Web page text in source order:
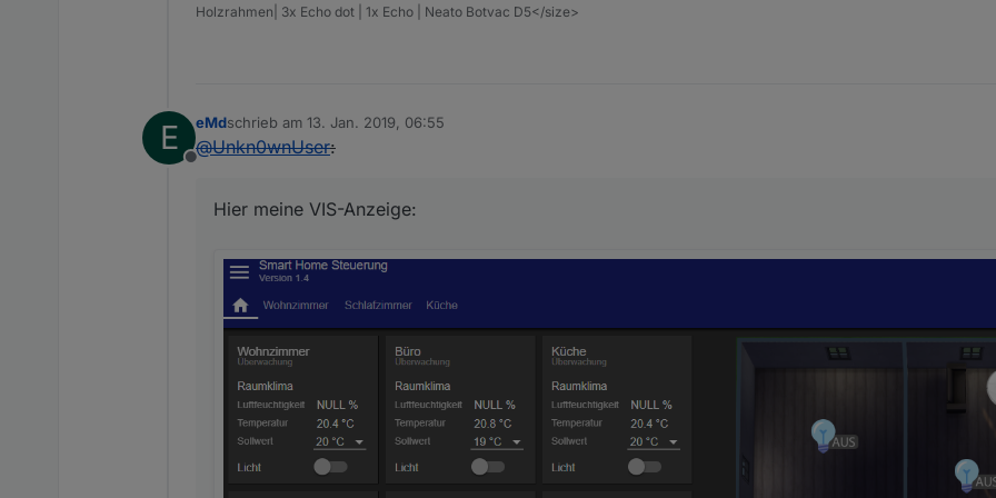
Holzrahmen| 3x Echo dot | 1x Echo | Neato Botvac D5</size>
E
Offline
eMdschrieb am 13. Jan. 2019, 06:55
zuletzt editiert von
@Unkn0wnUser:
Hier meine VIS-Anzeige: